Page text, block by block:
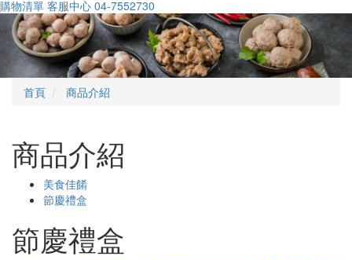
購物清單 客服中心 04-7552730
Previous
首頁 商品介紹
商品介紹
美食佳餚
節慶禮盒
節慶禮盒